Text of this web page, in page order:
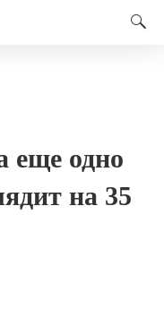
еще одно
на 35